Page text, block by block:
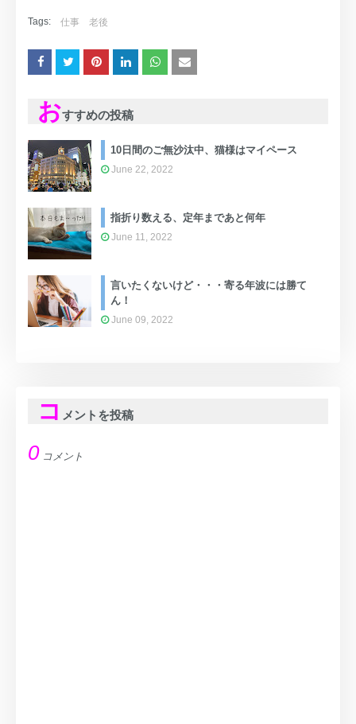
Tags: 仕事 老後
おすすめの投稿
10日間のご無沙汰中、猫様はマイペース
June 22, 2022
指折り数える、定年まであと何年
June 11, 2022
言いたくないけど・・・寄る年波には勝て
ん！
June 09, 2022
コ メントを投稿
0 コメント